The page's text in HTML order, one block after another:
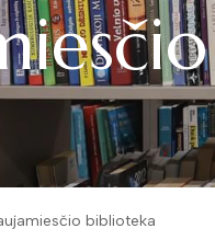
biblioteka